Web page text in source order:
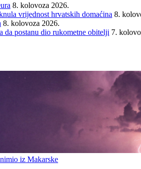
8. kolovoza 2026.
vrijednost hrvatskih domaćina 8.
8. kolovoza 2026.
da postanu dio rukometne obitelji 7.
iz Makarske